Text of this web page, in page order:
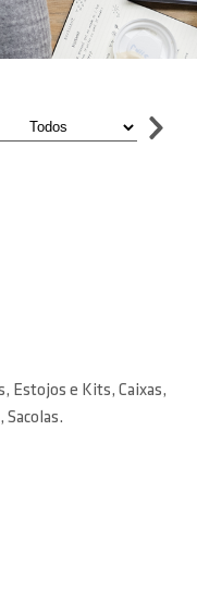
Estojos e Kits, Caixas,